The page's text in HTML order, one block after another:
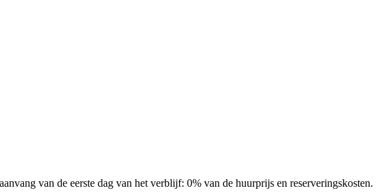
van de eerste dag van het verblijf: 0% van de huurprijs en reserveringskosten.